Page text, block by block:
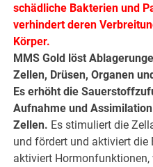
schädliche Bakterien und
verhindert deren
Körper.
MMS Gold löst
Zellen, Drüsen, Organen
Es erhöht die
Aufnahme und
Zellen. Es stimuliert die
und fördert und aktiviert
aktiviert Hormonfunktionen,